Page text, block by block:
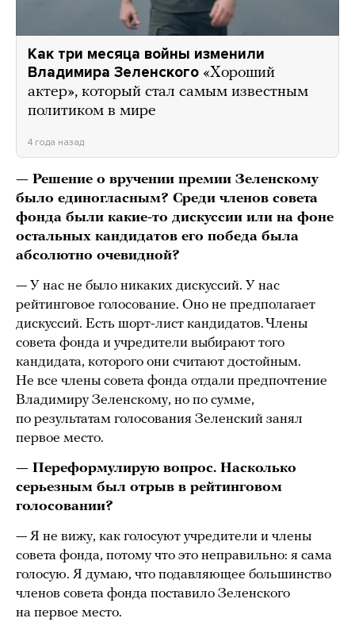
Как три месяца войны изменили
Владимира Зеленского «Хороший
актер», который стал самым известным
политиком в мире
4 года назад
— Решение о вручении премии Зеленскому
было единогласным? Среди членов совета
фонда были какие-то дискуссии или на фоне
остальных кандидатов его победа была
абсолютно очевидной?
— У нас не было никаких дискуссий. У нас
рейтинговое голосование. Оно не предполагает
дискуссий. Есть шорт-лист кандидатов. Члены
совета фонда и учредители выбирают того
кандидата, которого они считают достойным.
Не все члены совета фонда отдали предпочтение
Владимиру Зеленскому, но по сумме,
по результатам голосования Зеленский занял
первое место.
— Переформулирую вопрос. Насколько
серьезным был отрыв в рейтинговом
голосовании?
— Я не вижу, как голосуют учредители и члены
совета фонда, потому что это неправильно: я сама
голосую. Я думаю, что подавляющее большинство
членов совета фонда поставило Зеленского
на первое место.